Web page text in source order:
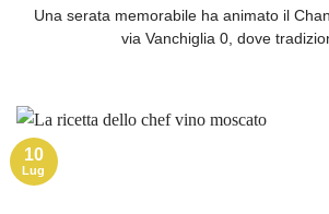
Una serata memorabile ha animato il
via Vanchiglia 0, dove
10
Lug